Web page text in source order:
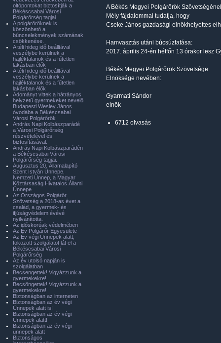
A Békés Megyei Polgárőrök
Mély fájdalommal tudatja, hogy
Cseke János gazdasági elnökhelyettes
Hamvasztás utáni búcsúztatása:
2017. április 24-én hétfőn 13 órakor lesz
Békés Megyei Polgárőrök Szövetsége
Elnöksége nevében:
Gyarmati Sándor
elnök
6712 olvasás
oltópontokat biztosítják a
Békéscsabai Városi
Polgárőrség tagjai.
A polgárőröknek is
köszönhető a
bűncselekmények számának
csökkenése.
A téli hideg idő beálltával
veszélybe kerülnek a
hajléktalanok és a fűtetlen
lakásban élők
A téli hideg idő beálltával
veszélybe kerülnek a
hajléktalanok és a fűtetlen
lakásban élők
Adományt vittek a hátrányos
helyzetű gyermekeket nevelő
Budapesti Wesley János
óvodába a Békéscsabai
Városi Polgárőrök
András Napi Kolbászparádé
a Városi Polgárőrség
részvételével és
biztosításával.
András Napi Kolbászparádén
a Békéscsabai Városi
Polgárőrség tagjai.
Augusztus 20. Államalapító
Szent István Ünnepe,
Nemzeti Ünnep, a Magyar
Köztársaság Hivatalos Állami
Ünnepe.
Az Országos Polgárőr
Szövetség a 2018-as évet a
család, a gyermek- és
ifjúságvédelem évévé
nyilvánította.
Az időskorúak védelmében
Az Év Polgárőr Egyesülete
Az Év végi Ünnepek alatt,
fokozott szolgálatot lát el a
Békéscsabai Városi
Polgárőrség
Az év utolsó napján is
szolgálatban
Becsengettek! Vigyázzunk a
gyermekekre!
Becsöngettek! Vigyázzunk a
gyermekekre!
Biztonságban az interneten
Biztonságban az év végi
Ünnepek alatt is!
Biztonságban az év végi
Ünnepek alatt!
Biztonságban az év végi
ünnepek alatt
Biztonságos